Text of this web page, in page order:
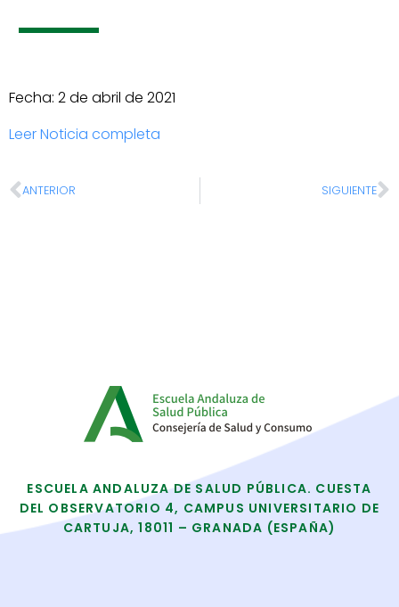
Fecha: 2 de abril de 2021
Leer Noticia completa
ANTERIOR SIGUIENTE
ESCUELA ANDALUZA DE SALUD PÚBLICA. CUESTA
DEL OBSERVATORIO 4, CAMPUS UNIVERSITARIO DE
CARTUJA, 18011 – GRANADA (ESPAÑA)